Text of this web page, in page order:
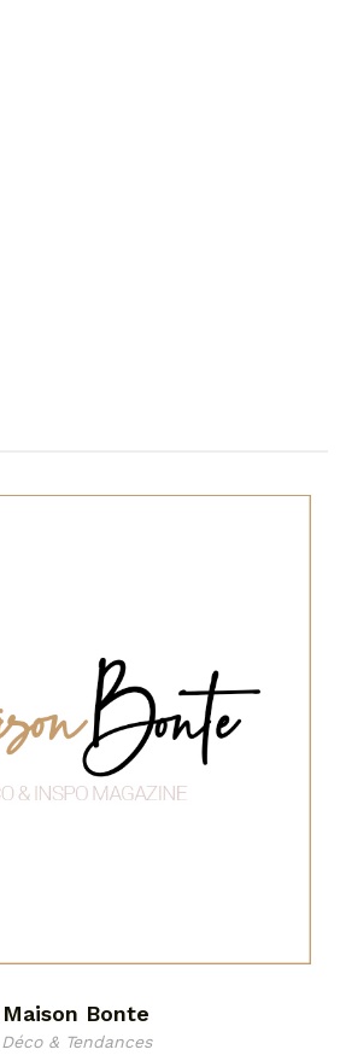
Maison Bonte
Déco & Tendances